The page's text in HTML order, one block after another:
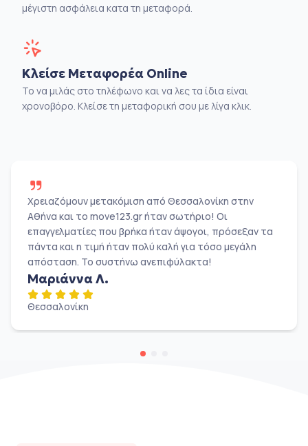
μέγιστη ασφάλεια κατα τη μεταφορά.
Κλείσε Μεταφορέα Online
Το να μιλάς στο τηλέφωνο και να λες τα ίδια είναι
χρονοβόρο. Κλείσε τη μεταφορική σου με λίγα κλικ.
Χρειαζόμουν μετακόμιση από Θεσσαλονίκη στην
Αθήνα και το move123.gr ήταν σωτήριο! Οι
επαγγελματίες που βρήκα ήταν άψογοι, πρόσεξαν τα
πάντα και η τιμή ήταν πολύ καλή για τόσο μεγάλη
απόσταση. Το συστήνω ανεπιφύλακτα!
Μαριάννα Λ.
Θεσσαλονίκη